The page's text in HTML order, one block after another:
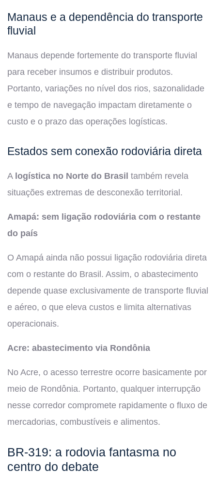
Manaus e a dependência do transporte
fluvial
Manaus depende fortemente do transporte fluvial
para receber insumos e distribuir produtos.
Portanto, variações no nível dos rios, sazonalidade
e tempo de navegação impactam diretamente o
custo e o prazo das operações logísticas.
Estados sem conexão rodoviária direta
A logística no Norte do Brasil também revela
situações extremas de desconexão territorial.
Amapá: sem ligação rodoviária com o restante
do país
O Amapá ainda não possui ligação rodoviária direta
com o restante do Brasil. Assim, o abastecimento
depende quase exclusivamente de transporte fluvial
e aéreo, o que eleva custos e limita alternativas
operacionais.
Acre: abastecimento via Rondônia
No Acre, o acesso terrestre ocorre basicamente por
meio de Rondônia. Portanto, qualquer interrupção
nesse corredor compromete rapidamente o fluxo de
mercadorias, combustíveis e alimentos.
BR-319: a rodovia fantasma no
centro do debate